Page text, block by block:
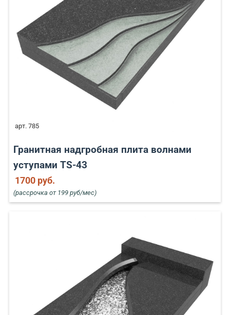
арт. 785
Гранитная надгробная плита волнами
уступами TS-43
1700 руб.
(рассрочка от 199 руб/мес)